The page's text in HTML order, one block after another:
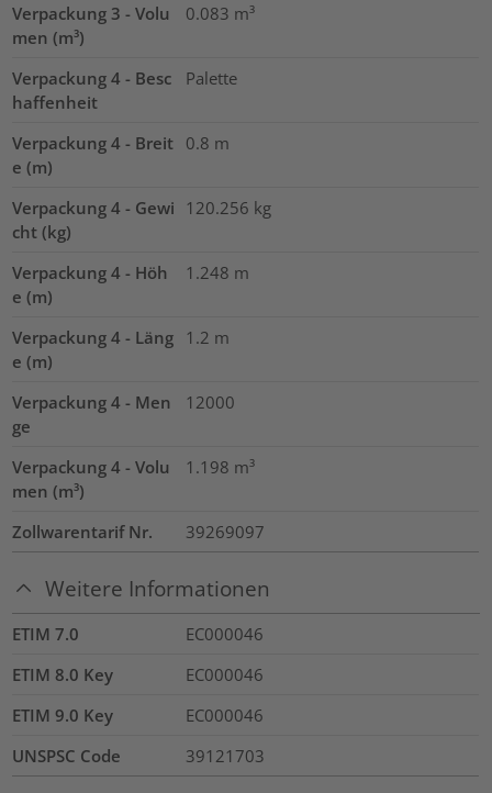
Verpackung 3 - Volu
men (m³)
0.083 m³
Verpackung 4 - Besc
haffenheit
Palette
Verpackung 4 - Breit
e (m)
0.8 m
Verpackung 4 - Gewi
cht (kg)
120.256 kg
Verpackung 4 - Höh
e (m)
1.248 m
Verpackung 4 - Läng
e (m)
1.2 m
Verpackung 4 - Men
ge
12000
Verpackung 4 - Volu
men (m³)
1.198 m³
Zollwarentarif Nr. 39269097
Weitere Informationen
ETIM 7.0
EC000046
ETIM 8.0 Key
EC000046
ETIM 9.0 Key
EC000046
UNSPSC Code
39121703